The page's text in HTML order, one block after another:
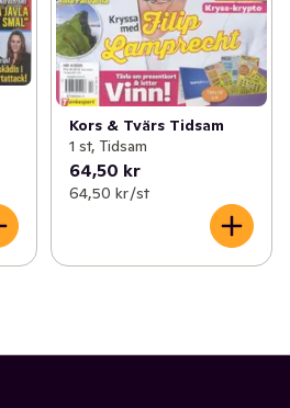
Kors & Tvärs Tidsam
1 st, Tidsam
64,50 kr
64,50 kr /st